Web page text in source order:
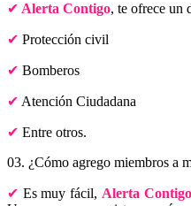
Alerta Contigo, te ofrece un
Protección civil
Bomberos
Atención Ciudadana
Entre otros.
03. ¿Cómo agrego miembros a
Es muy fácil, Alerta Contigo